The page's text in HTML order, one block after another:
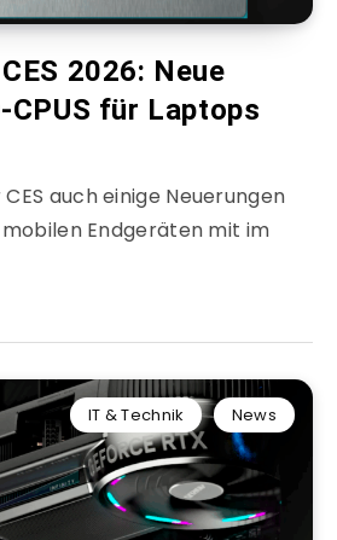
2026: Neue
CPUS für Laptops
auch einige Neuerungen
Endgeräten mit im
IT & Technik News